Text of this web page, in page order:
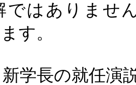
ではありませ
す。
学長の就任演